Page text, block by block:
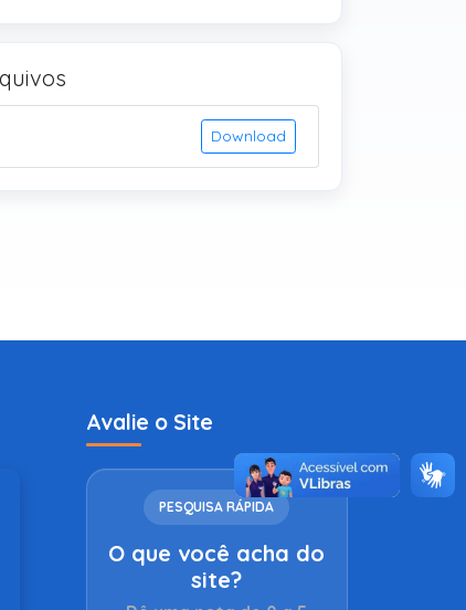
Download
Avalie o Site
PESQUISA RÁPIDA
O que você acha do
site?